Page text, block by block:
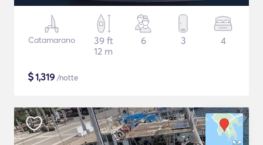
Catamarano
39 ft
12 m
6 3 4
$1,319 /notte